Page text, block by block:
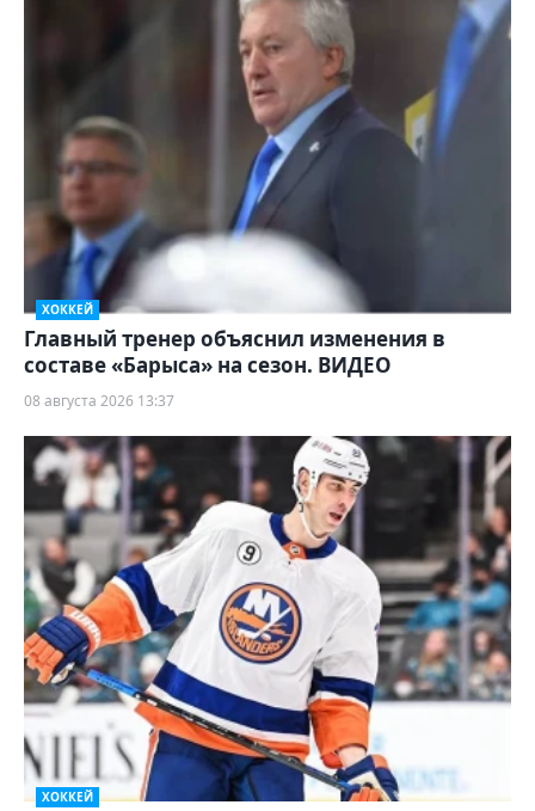
ХОККЕЙ
Главный тренер объяснил изменения в
составе «Барыса» на сезон. ВИДЕО
08 августа 2026 13:37
ХОККЕЙ